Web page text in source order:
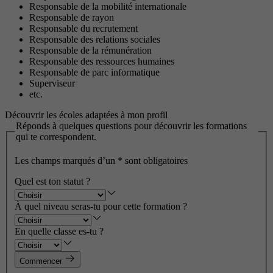
Responsable de la mobilité internationale
Responsable de rayon
Responsable du recrutement
Responsable des relations sociales
Responsable de la rémunération
Responsable des ressources humaines
Responsable de parc informatique
Superviseur
etc.
Découvrir les écoles adaptées à mon profil
Réponds à quelques questions pour découvrir les formations
qui te correspondent.
Les champs marqués d’un * sont obligatoires
Quel est ton statut ?
À quel niveau seras-tu pour cette formation ?
En quelle classe es-tu ?
Commencer